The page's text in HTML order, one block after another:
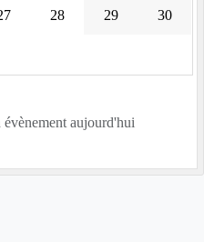
28 29 30
aujourd'hui